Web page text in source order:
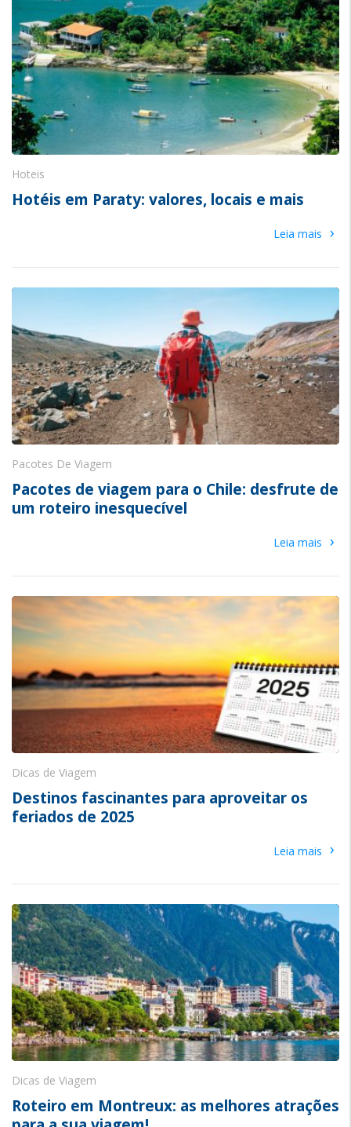
Hoteis
Hotéis em Paraty: valores, locais e mais
Leia mais ›
Pacotes De Viagem
Pacotes de viagem para o Chile: desfrute de
um roteiro inesquecível
Leia mais ›
Dicas de Viagem
Destinos fascinantes para aproveitar os
feriados de 2025
Leia mais ›
Dicas de Viagem
Roteiro em Montreux: as melhores atrações